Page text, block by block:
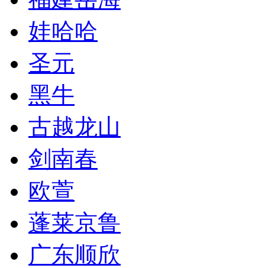
娃哈哈
圣元
黑牛
古越龙山
剑南春
欧萱
蓬莱京鲁
广东顺欣